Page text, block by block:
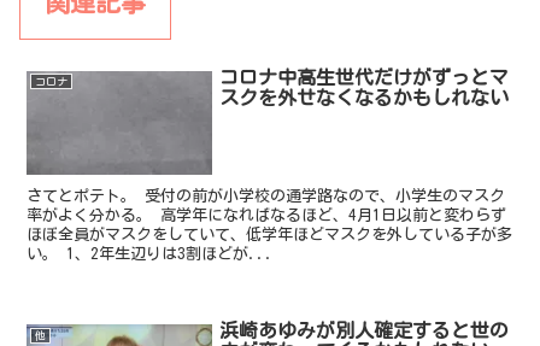
コロナ
コロナ中高生世代だけがずっとマ
スクを外せなくなるかもしれない
さてとポテト。 受付の前が小学校の通学路なので、小学生のマスク
率がよく分かる。 高学年になればなるほど、4月1日以前と変わらず
ほぼ全員がマスクをしていて、低学年ほどマスクを外している子が多
い。 1、2年生辺りは3割ほどが...
他
浜崎あゆみが別人確定すると世の